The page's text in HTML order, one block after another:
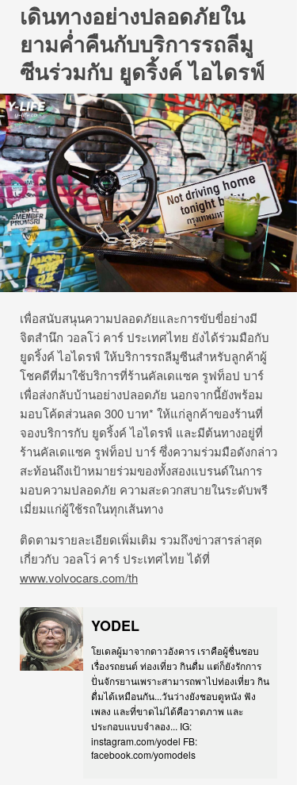
เดินทางอย่างปลอดภัยใน
ยามค่ำคืนกับบริการรถลีมู
ซีนร่วมกับ ยูดริ้งค์ ไอไดรฟ์
เพื่อสนับสนุนความปลอดภัยและการขับขี่อย่างมี
จิตสำนึก วอลโว่ คาร์ ประเทศไทย ยังได้ร่วมมือกับ
ยูดริ้งค์ ไอไดรฟ์ ให้บริการรถลีมูซีนสำหรับลูกค้าผู้
โชคดีที่มาใช้บริการที่ร้านคัลเดแซค รูฟท็อป บาร์
เพื่อส่งกลับบ้านอย่างปลอดภัย นอกจากนี้ยังพร้อม
มอบโค้ดส่วนลด 300 บาท* ให้แก่ลูกค้าของร้านที่
จองบริการกับ ยูดริ้งค์ ไอไดรฟ์ และมีต้นทางอยู่ที่
ร้านคัลเดแซค รูฟท็อป บาร์ ซึ่งความร่วมมือดังกล่าว
สะท้อนถึงเป้าหมายร่วมของทั้งสองแบรนด์ในการ
มอบความปลอดภัย ความสะดวกสบายในระดับพรี
เมี่ยมแก่ผู้ใช้รถในทุกเส้นทาง
ติดตามรายละเอียดเพิ่มเติม รวมถึงข่าวสารล่าสุด
เกี่ยวกับ วอลโว่ คาร์ ประเทศไทย ได้ที่
www.volvocars.com/th
YODEL
โยเดลผู้มาจากดาวอังคาร เราคือผู้ชื่นชอบ
เรื่องรถยนต์ ท่องเที่ยว กินดื่ม แต่ก็ยังรักการ
ปั่นจักรยานเพราะสามารถพาไปท่องเที่ยว กิน
ดื่มได้เหมือนกัน...วันว่างยังชอบดูหนัง ฟัง
เพลง และที่ขาดไม่ได้คือวาดภาพ และ
ประกอบแบบจำลอง... IG:
instagram.com/yodel FB:
facebook.com/yomodels